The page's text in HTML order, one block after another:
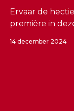
Ervaar de
première in
14 december 2024